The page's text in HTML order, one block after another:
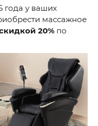
года у ваших
массажное
20% по